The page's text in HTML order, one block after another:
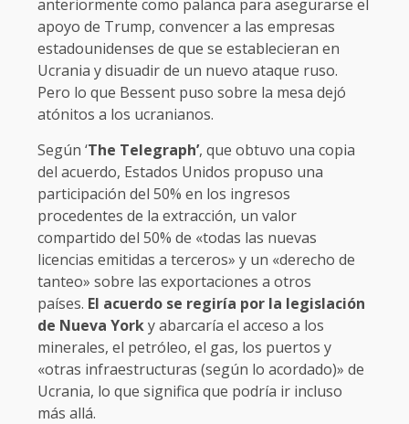
anteriormente como palanca para asegurarse el
apoyo de Trump, convencer a las empresas
estadounidenses de que se establecieran en
Ucrania y disuadir de un nuevo ataque ruso.
Pero lo que Bessent puso sobre la mesa dejó
atónitos a los ucranianos.
Según ‘The Telegraph’, que obtuvo una copia
del acuerdo, Estados Unidos propuso una
participación del 50% en los ingresos
procedentes de la extracción, un valor
compartido del 50% de «todas las nuevas
licencias emitidas a terceros» y un «derecho de
tanteo» sobre las exportaciones a otros
países. El acuerdo se regiría por la legislación
de Nueva Yorky abarcaría el acceso a los
minerales, el petróleo, el gas, los puertos y
«otras infraestructuras (según lo acordado)» de
Ucrania, lo que significa que podría ir incluso
más allá.